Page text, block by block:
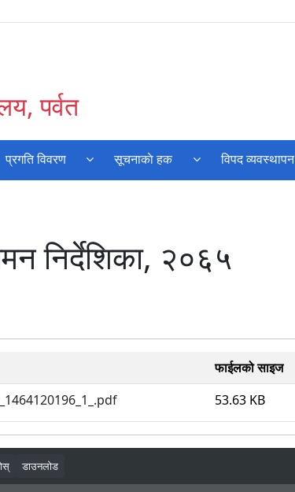
पर्वत
प्रगति विवरण सूचनाकाे हक विपद व्यवस्थापन
निर्देशिका, २०६५
फाईलको साइज
53.63 KB